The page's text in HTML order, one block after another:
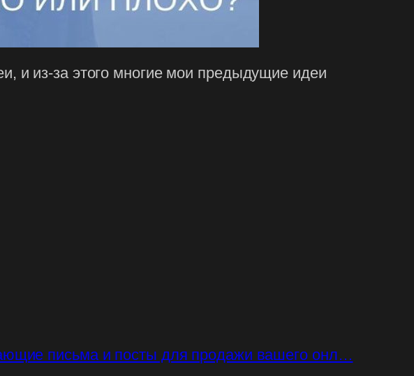
и из-за этого многие мои предыдущие идеи
письма и посты для продажи вашего онл…